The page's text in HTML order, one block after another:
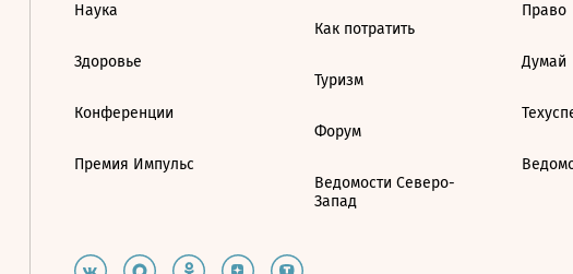
Наука
Здоровье
Конференции
Премия Импульс
Как потратить
Туризм
Форум
Ведомости Северо-
Запад
Право
Думай